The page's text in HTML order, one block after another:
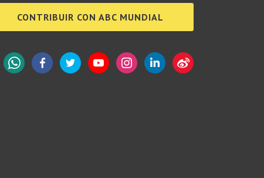
CONTRIBUIR CON ABC MUNDIAL